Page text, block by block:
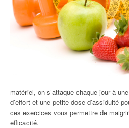
matériel, on s’attaque chaque jour à
d’effort et une petite dose d’assiduité
ces exercices vous permettre de
efficacité.